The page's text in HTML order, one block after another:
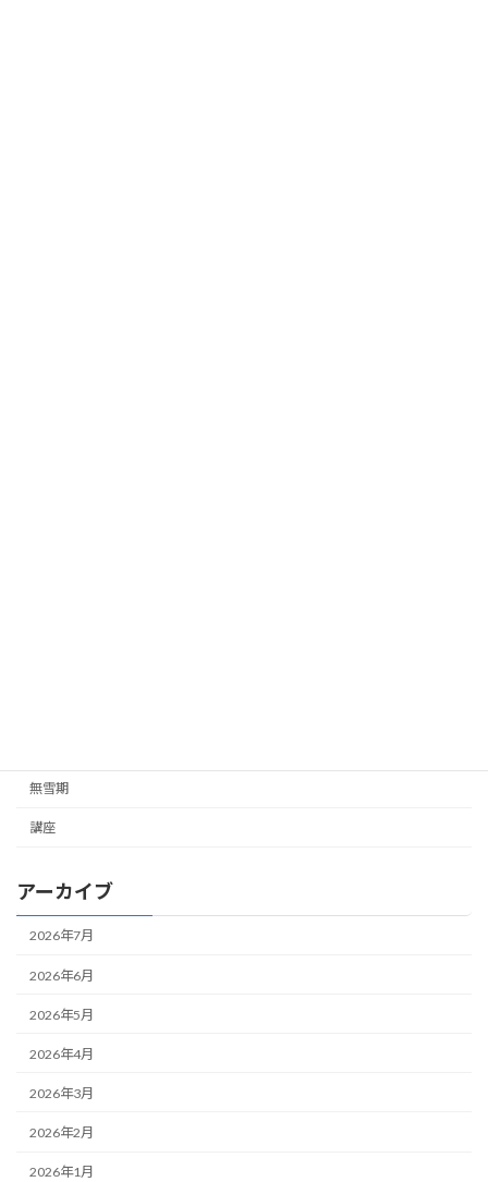
無雪期
講座
アーカイブ
2026年7月
2026年6月
2026年5月
2026年4月
2026年3月
2026年2月
2026年1月